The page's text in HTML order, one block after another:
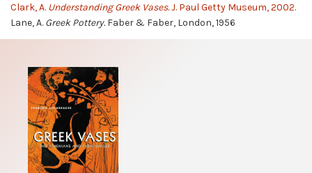
Clark, A. Understanding Greek Vases.J. Paul Getty Museum, 2002.
Lane, A. Greek Pottery.Faber & Faber, London, 1956